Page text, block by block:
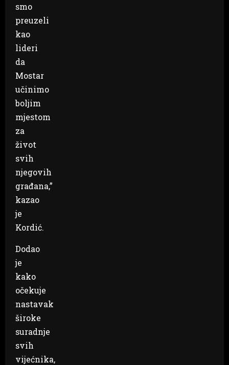
smo
preuzeli
kao
lideri
da
Mostar
učinimo
boljim
mjestom
za
život
svih
njegovih
građana,”
kazao
je
Kordić.
Dodao
je
kako
očekuje
nastavak
široke
suradnje
svih
vijećnika,